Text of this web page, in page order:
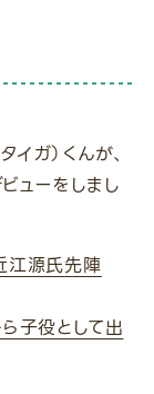
ガ）くんが、
ューをしまし
江源氏先陣
役として出